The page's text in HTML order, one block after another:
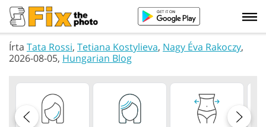
Írta Tata Rossi, Tetiana Kostylieva, Nagy Éva Rakoczy,
2026-08-05, Hungarian Blog